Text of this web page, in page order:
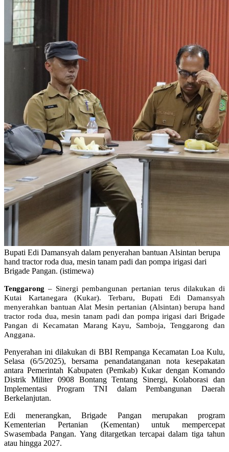
Bupati Edi Damansyah dalam penyerahan bantuan Alsintan berupa
hand tractor roda dua, mesin tanam padi dan pompa irigasi dari
Brigade Pangan. (istimewa)
Tenggarong – Sinergi pembangunan pertanian terus dilakukan di
Kutai Kartanegara (Kukar). Terbaru, Bupati Edi Damansyah
menyerahkan bantuan Alat Mesin pertanian (Alsintan) berupa hand
tractor roda dua, mesin tanam padi dan pompa irigasi dari Brigade
Pangan di Kecamatan Marang Kayu, Samboja, Tenggarong dan
Anggana.
Penyerahan ini dilakukan di BBI Rempanga Kecamatan Loa Kulu,
Selasa (6/5/2025), bersama penandatanganan nota kesepakatan
antara Pemerintah Kabupaten (Pemkab) Kukar dengan Komando
Distrik Militer 0908 Bontang Tentang Sinergi, Kolaborasi dan
Implementasi Program TNI dalam Pembangunan Daerah
Berkelanjutan.
Edi menerangkan, Brigade Pangan merupakan program
Kementerian Pertanian (Kementan) untuk mempercepat
Swasembada Pangan. Yang ditargetkan tercapai dalam tiga tahun
atau hingga 2027.